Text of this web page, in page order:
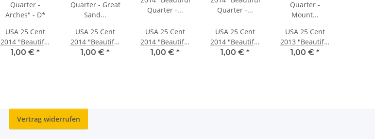
USA 25 Cent
2014 "Beautiful
Quarter -
1,00 € *
USA 25 Cent
2014 "Beautiful
Quarter - Great
1,00 € *
USA 25 Cent
2014 "Beautiful
Quarter -
1,00 € *
USA 25 Cent
2014 "Beautiful
Quarter -
1,00 € *
USA 25 Cent
2013 "Beautiful
Quarter - Mount
1,00 € *
Vertrag widerrufen